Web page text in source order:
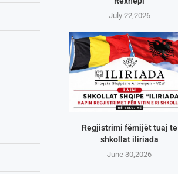
July 22,2026
Regjistrimi fëmijët tuaj te
shkollat iliriada
June 30,2026